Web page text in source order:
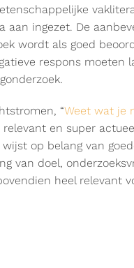
aan ingezet. De
wordt als goed
respons moeten
“Weet wat je
relevant en super
op belang van
van doel,
heel relevant